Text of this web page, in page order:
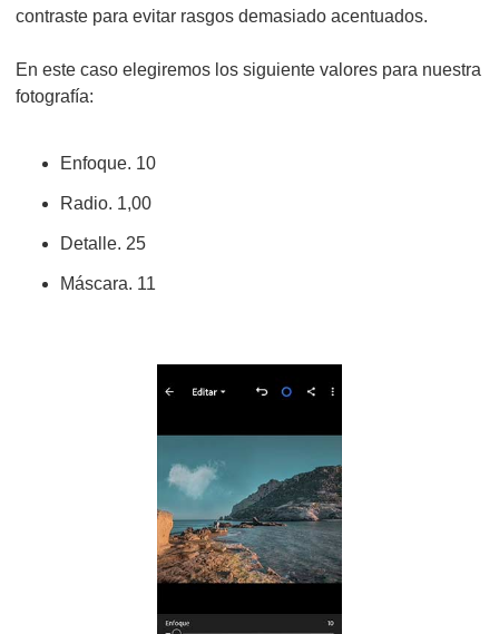
contraste para evitar rasgos demasiado acentuados.
En este caso elegiremos los siguiente valores para nuestra
fotografía:
Enfoque. 10
Radio. 1,00
Detalle. 25
Máscara. 11